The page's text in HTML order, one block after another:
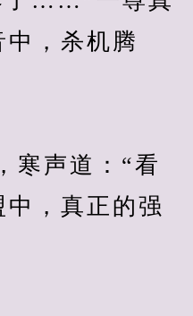
，杀机腾
声道：“看
，真正的强